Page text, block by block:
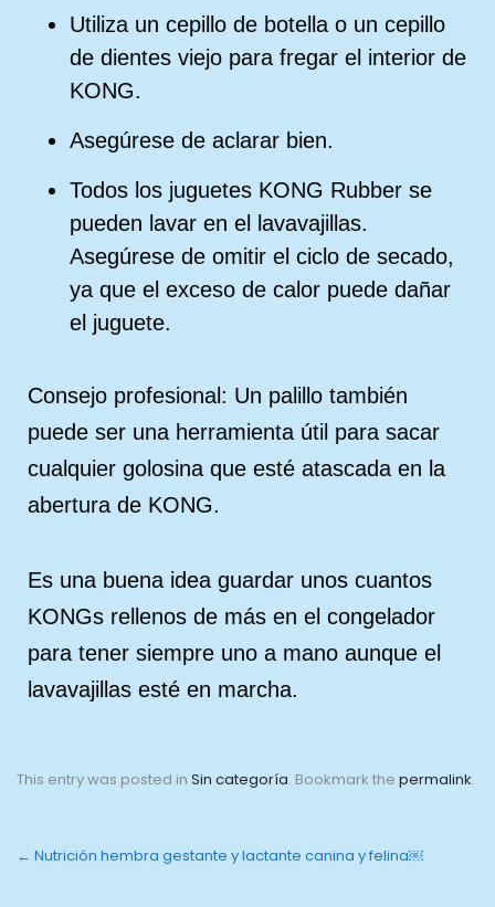
Utiliza un cepillo de botella o un cepillo
de dientes viejo para fregar el interior de
KONG.
Asegúrese de aclarar bien.
Todos los juguetes KONG Rubber se
pueden lavar en el lavavajillas.
Asegúrese de omitir el ciclo de secado,
ya que el exceso de calor puede dañar
el juguete.
Consejo profesional: Un palillo también
puede ser una herramienta útil para sacar
cualquier golosina que esté atascada en la
abertura de KONG.
Es una buena idea guardar unos cuantos
KONGs rellenos de más en el congelador
para tener siempre uno a mano aunque el
lavavajillas esté en marcha.
This entry was posted in Sin categoría. Bookmark the permalink.
← Nutrición hembra gestante y lactante canina y felina￼